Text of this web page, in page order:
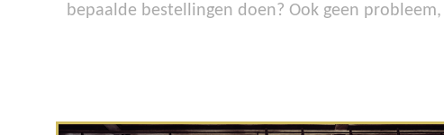
bepaalde bestellingen doen? Ook geen